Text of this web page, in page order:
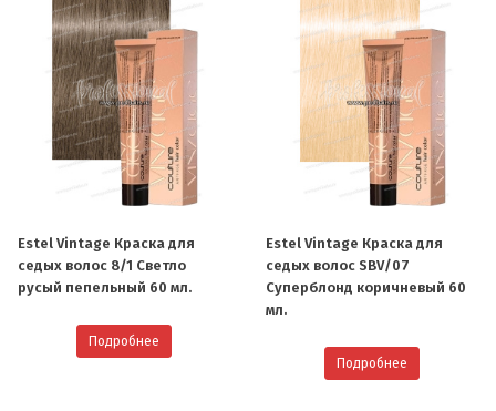
Estel Vintage Краска для
седых волос 8/1 Светло
русый пепельный 60 мл.
Подробнее
Estel Vintage Краска для
седых волос SBV/07
Cуперблонд коричневый 60
мл.
Подробнее